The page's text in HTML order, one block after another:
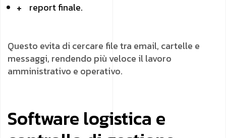
report finale.
Questo evita di cercare file tra email, cartelle e
messaggi, rendendo più veloce il lavoro
amministrativo e operativo.
Software logistica e